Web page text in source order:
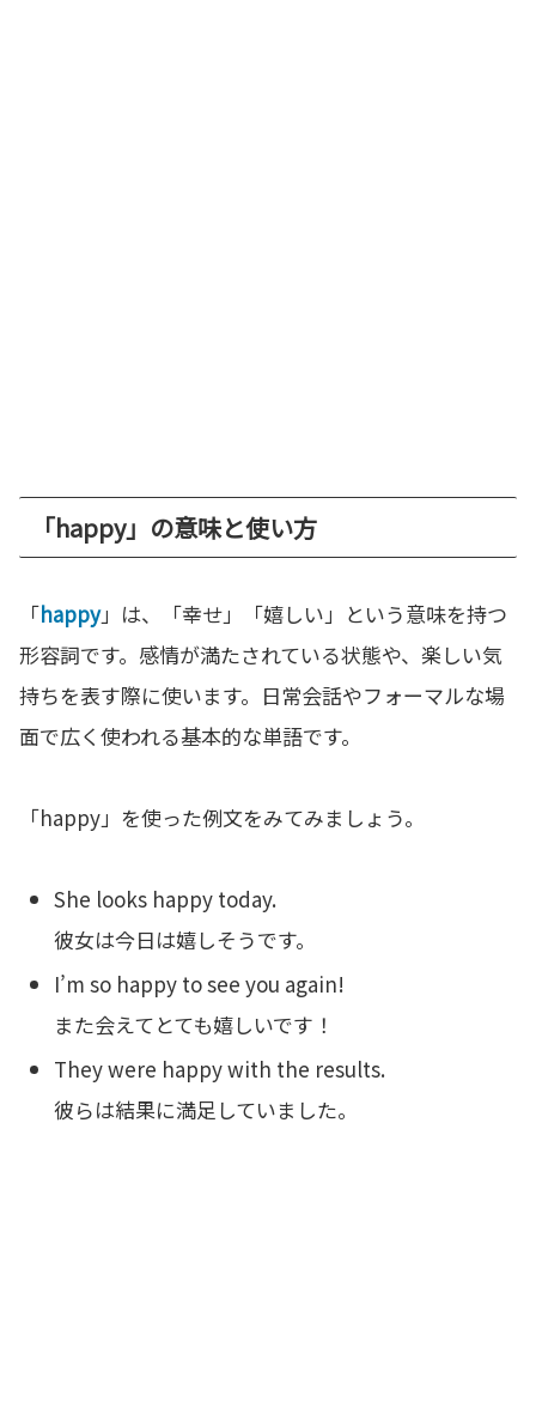
「happy」の意味と使い方
「happy」は、「幸せ」「嬉しい」という意味を持つ
形容詞です。感情が満たされている状態や、楽しい気
持ちを表す際に使います。日常会話やフォーマルな場
面で広く使われる基本的な単語です。
「happy」を使った例文をみてみましょう。
She looks happy today.
彼女は今日は嬉しそうです。
I’m so happy to see you again!
また会えてとても嬉しいです！
They were happy with the results.
彼らは結果に満足していました。